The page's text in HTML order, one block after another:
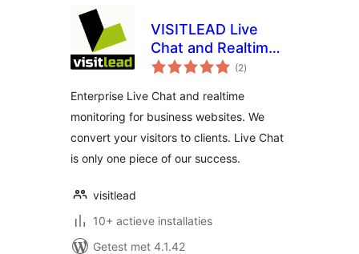
VISITLEAD Live
Chat and Realtime
Monitoring
(2totaal
waarderingen
)
Enterprise Live Chat and realtime
monitoring for business websites. We
convert your visitors to clients. Live Chat
is only one piece of our success.
visitlead
10+ actieve installaties
Getest met 4.1.42